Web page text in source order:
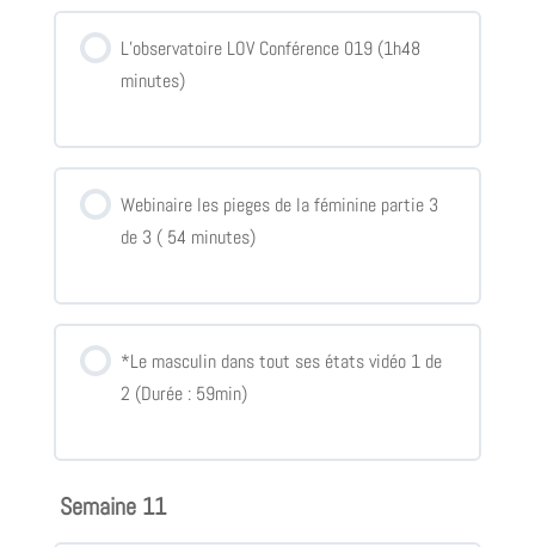
L’observatoire LOV Conférence 019 (1h48
minutes)
Webinaire les pieges de la féminine partie 3
de 3 ( 54 minutes)
*Le masculin dans tout ses états vidéo 1 de
2 (Durée : 59min)
Semaine 11